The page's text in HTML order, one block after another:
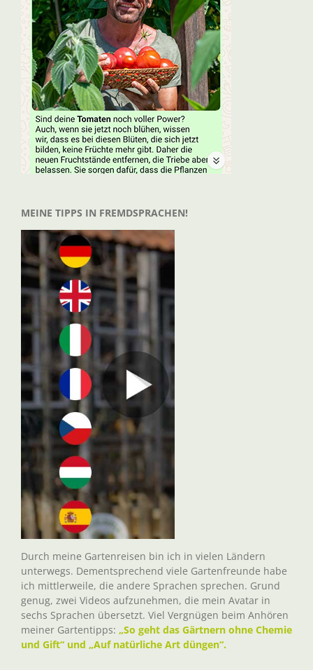
MEINE TIPPS IN FREMDSPRACHEN!
Durch meine Gartenreisen bin ich in vielen Ländern
unterwegs. Dementsprechend viele Gartenfreunde habe
ich mittlerweile, die andere Sprachen sprechen. Grund
genug, zwei Videos aufzunehmen, die mein Avatar in
sechs Sprachen übersetzt. Viel Vergnügen beim Anhören
meiner Gartentipps: „So geht das Gärtnern ohne Chemie
und Gift“ und „Auf natürliche Art düngen“.